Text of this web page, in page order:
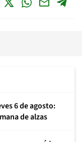
6 de agosto:
de alzas